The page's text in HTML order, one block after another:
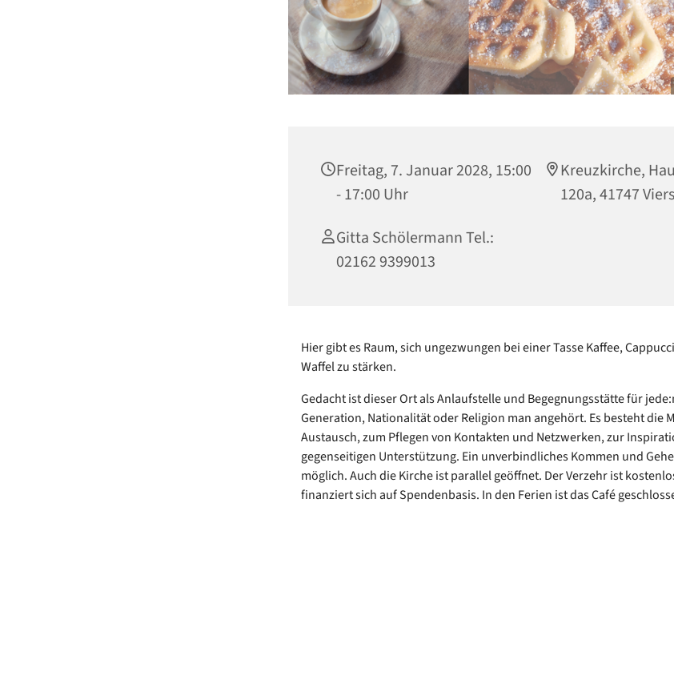
Freitag, 7. Januar 2028, 15:00
- 17:00 Uhr
Kreuzkirche,
120a, 41747
Gitta Schölermann Tel.:
02162 9399013
Hier gibt es Raum, sich ungezwungen bei einer Tasse Kaffee,
Waffel zu stärken.
Gedacht ist dieser Ort als Anlaufstelle und Begegnungsstätte für
Generation, Nationalität oder Religion man angehört. Es besteht die
Austausch, zum Pflegen von Kontakten und Netzwerken, zur
gegenseitigen Unterstützung. Ein unverbindliches Kommen und
möglich. Auch die Kirche ist parallel geöffnet. Der Verzehr ist
finanziert sich auf Spendenbasis. In den Ferien ist das Café